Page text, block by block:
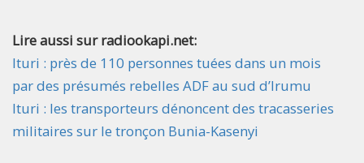
Lire aussi sur radiookapi.net:
Ituri : près de 110 personnes tuées dans un mois
par des présumés rebelles ADF au sud d’Irumu
Ituri : les transporteurs dénoncent des tracasseries
militaires sur le tronçon Bunia-Kasenyi